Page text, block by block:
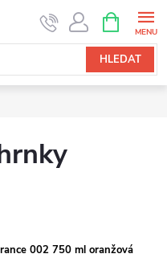
HLEDAT
NÁKUPNÍ
KOŠÍK
002 750 ml oranžová